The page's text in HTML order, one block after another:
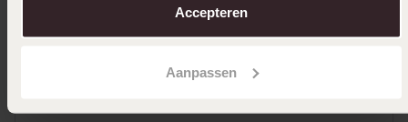
Accepteren
Aanpassen
Original ansehen